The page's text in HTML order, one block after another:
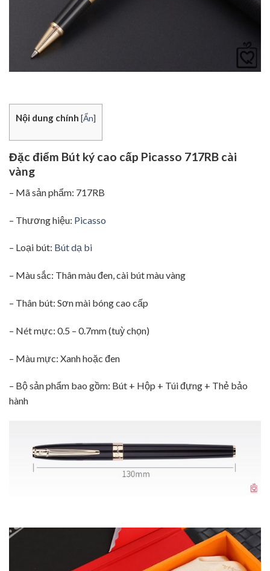
Nội dung chính [Ẩn]
Đặc điểm Bút ký cao cấp Picasso 717RB cài
vàng
– Mã sản phẩm: 717RB
– Thương hiệu: Picasso
– Loại bút: Bút dạ bi
– Màu sắc: Thân màu đen, cài bút màu vàng
– Thân bút: Sơn mài bóng cao cấp
– Nét mực: 0.5 – 0.7mm (tuỳ chọn)
– Màu mực: Xanh hoặc đen
– Bộ sản phẩm bao gồm: Bút + Hộp + Túi đựng + Thẻ bảo
hành